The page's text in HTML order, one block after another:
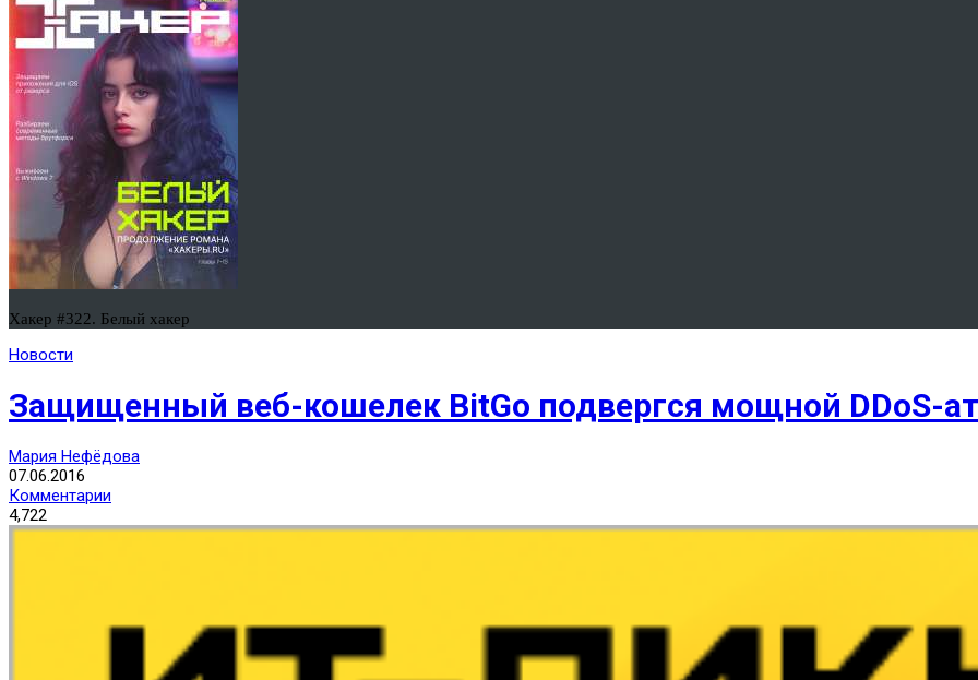
Хакер #322. Белый хакер
Новости
Защищенный веб-кошелек BitGo подвергся мощной DDoS-
Мария Нефёдова
07.06.2016
Комментарии
4,722